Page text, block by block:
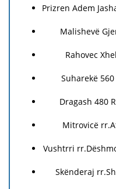
Prizren Adem
Malishevë
Rahovec
Suharekë
Dragash 480
Mitrovicë
Vushtrri
Skënderaj